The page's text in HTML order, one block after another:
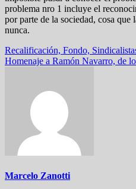
problema nro 1 incluye el
por parte de la sociedad, cosa que
nunca.
Navegación
de
Recalificación, Fondo,
Homenaje a Ramón Navarro, de
Marcelo Zanotti